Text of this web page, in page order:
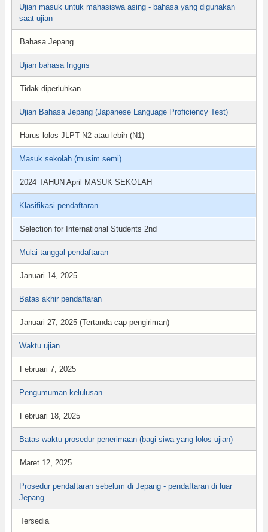
Ujian masuk untuk mahasiswa asing - bahasa yang digunakan
saat ujian
Bahasa Jepang
Ujian bahasa Inggris
Tidak diperluhkan
Ujian Bahasa Jepang (Japanese Language Proficiency Test)
Harus lolos JLPT N2 atau lebih (N1)
Masuk sekolah (musim semi)
2024 TAHUN April MASUK SEKOLAH
Klasifikasi pendaftaran
Selection for International Students 2nd
Mulai tanggal pendaftaran
Januari 14, 2025
Batas akhir pendaftaran
Januari 27, 2025 (Tertanda cap pengiriman)
Waktu ujian
Februari 7, 2025
Pengumuman kelulusan
Februari 18, 2025
Batas waktu prosedur penerimaan (bagi siwa yang lolos ujian)
Maret 12, 2025
Prosedur pendaftaran sebelum di Jepang - pendaftaran di luar
Jepang
Tersedia